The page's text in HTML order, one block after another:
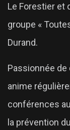
Le Forestier et
groupe «
Durand.
Passionnée
anime
conférences
la prévention